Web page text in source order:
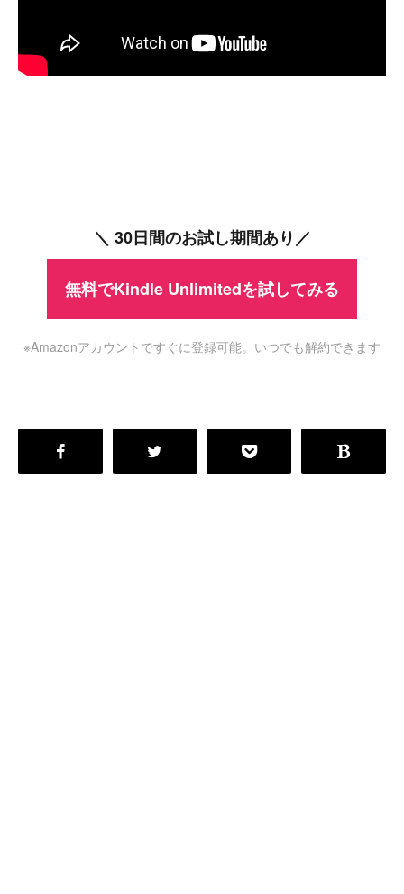
＼ 30日間のお試し期間あり／
無料でKindle Unlimitedを試してみる
※Amazonアカウントですぐに登録可能。いつでも解約できます